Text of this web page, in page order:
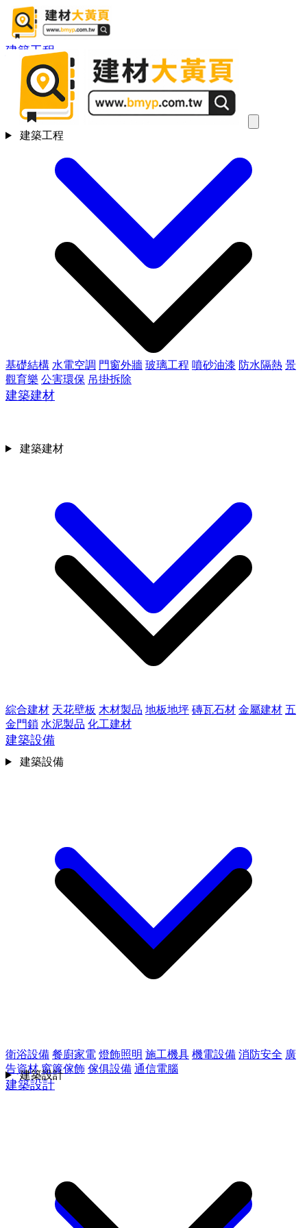
建築工程
基礎結構 水電空調 門窗外牆 玻璃工程 噴砂油漆 防水隔熱 景
觀育樂 公害環保 吊掛拆除
建築建材
綜合建材 天花壁板 木材製品 地板地坪 磚瓦石材 金屬建材 五
金門鎖 水泥製品 化工建材
建築設備
衛浴設備 餐廚家電 燈飾照明 施工機具 機電設備 消防安全 廣
告資材 窗簾傢飾 傢俱設備 通信電腦
建築設計
建築工程
建築建材
建築設備
建築設計